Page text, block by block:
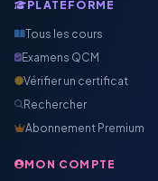
PLATEFORME
Tous les cours
Examens QCM
Vérifier un certificat
Rechercher
Abonnement Premium
MON COMPTE